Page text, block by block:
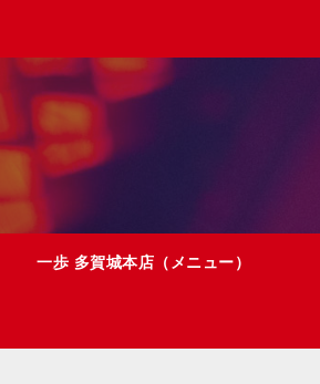
一歩 多賀城本店（メニュー）